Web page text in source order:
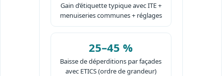
Gain d’étiquette typique avec ITE +
menuiseries communes + réglages
25–45 %
Baisse de déperditions par façades
avec ETICS (ordre de grandeur)